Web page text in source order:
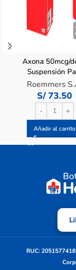
Axona 50mcg/
Suspensión
Pulverización
Frasco 120
Roemmers
S/ 73.50
Añadir al carrito
RUC: